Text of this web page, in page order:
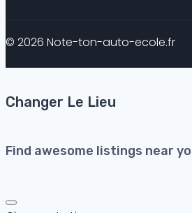
© 2026 Note-ton-auto-ecole.fr
Changer Le Lieu
Find awesome listings near